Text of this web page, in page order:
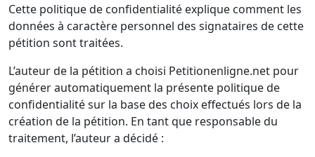
Cette politique de confidentialité explique comment les
données à caractère personnel des signataires de cette
pétition sont traitées.
L’auteur de la pétition a choisi Petitionenligne.net pour
générer automatiquement la présente politique de
confidentialité sur la base des choix effectués lors de la
création de la pétition. En tant que responsable du
traitement, l’auteur a décidé :